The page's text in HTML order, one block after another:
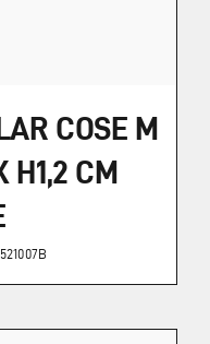
COSE M
H1,2 CM